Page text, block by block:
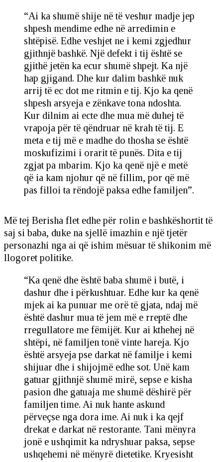
“Ai ka shumë shije në të veshur madje jep
shpesh mendime edhe në arredimin e
shtëpisë. Edhe veshjet ne i kemi zgjedhur
gjithnjë bashkë. Një defekt i tij është se
gjithë jetën ka ecur shumë shpejt. Ka një
hap gjigand. Dhe kur dalim bashkë nuk
arrij të ec dot me ritmin e tij. Kjo ka qenë
shpesh arsyeja e zënkave tona ndoshta.
Kur dilnim ai ecte dhe mua më duhej të
vrapoja për të qëndruar në krah të tij. E
meta e tij më e madhe do thosha se është
moskufizimi i orarit të punës. Dita e tij
zgjat pa mbarim. Kjo ka qenë një e metë
që ia kam njohur që në fillim, por që më
pas filloi ta rëndojë paksa edhe familjen”.
Më tej Berisha flet edhe për rolin e bashkëshortit të
saj si baba, duke na sjellë imazhin e një tjetër
personazhi nga ai që ishim mësuar të shikonim më
llogoret politike.
“Ka qenë dhe është baba shumë i butë, i
dashur dhe i përkushtuar. Edhe kur ka qenë
mjek ai ka punuar me orë të gjata, ndaj më
është dashur mua të jem më e rreptë dhe
rregullatore me fëmijët. Kur ai kthehej në
shtëpi, në familjen tonë vinte hareja. Kjo
është arsyeja pse darkat në familje i kemi
shijuar dhe i shijojmë edhe sot. Unë kam
gatuar gjithnjë shumë mirë, sepse e kisha
pasion dhe gatuaja me shumë dëshirë për
familjen time. Ai nuk hante askund
përveçse nga dora ime. Ai nuk i ka qejf
drekat e darkat në restorante. Tani mënyra
jonë e ushqimit ka ndryshuar paksa, sepse
ushqehemi në mënyrë dietetike. Kryesisht